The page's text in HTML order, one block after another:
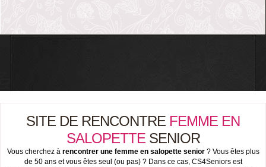
SITE DE RENCONTRE FEMME EN
SALOPETTESENIOR
Vous cherchez à rencontrer une femme en salopette senior? Vous êtes plus
de 50 ans et vous êtes seul (ou pas) ? Dans ce cas, CS4Seniors est